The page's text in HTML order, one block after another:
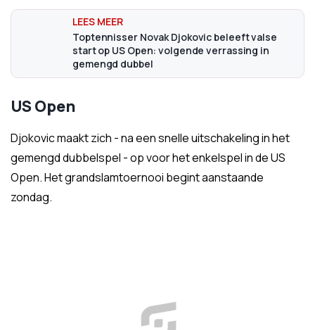
Toptennisser Novak Djokovic beleeft valse
start op US Open: volgende verrassing in
gemengd dubbel
US Open
Djokovic maakt zich - na een snelle uitschakeling in het
gemengd dubbelspel - op voor het enkelspel in de US
Open. Het grandslamtoernooi begint aanstaande
zondag.